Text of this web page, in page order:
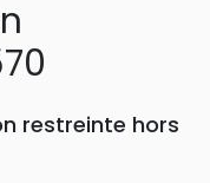
restreinte hors